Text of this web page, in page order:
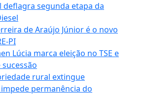
deflagra segunda etapa da
de Araújo Júnior é o novo
PI
Lúcia marca eleição no TSE e
rural extingue
permanência do